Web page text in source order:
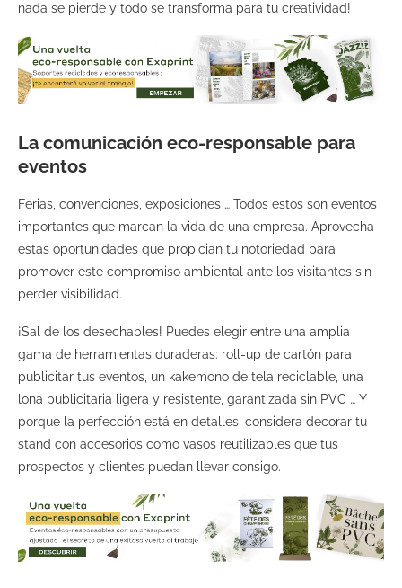
nada se pierde y todo se transforma para tu creatividad!
La comunicación eco-responsable para
eventos
Ferias, convenciones, exposiciones … Todos estos son eventos
importantes que marcan la vida de una empresa. Aprovecha
estas oportunidades que propician tu notoriedad para
promover este compromiso ambiental ante los visitantes sin
perder visibilidad.
¡Sal de los desechables! Puedes elegir entre una amplia
gama de herramientas duraderas: roll-up de cartón para
publicitar tus eventos, un kakemono de tela reciclable, una
lona publicitaria ligera y resistente, garantizada sin PVC … Y
porque la perfección está en detalles, considera decorar tu
stand con accesorios como vasos reutilizables que tus
prospectos y clientes puedan llevar consigo.